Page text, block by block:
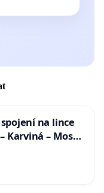
na lince
Karviná – Mosty